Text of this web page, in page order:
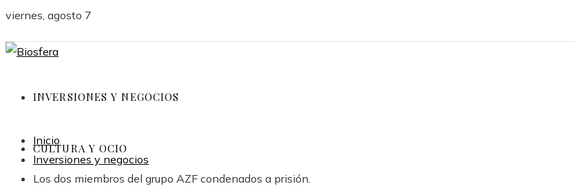
viernes, agosto 7
INVERSIONES Y NEGOCIOS
CULTURA Y OCIO
Inicio
Inversiones y negocios
Los dos miembros del grupo AZF condenados a prisión.